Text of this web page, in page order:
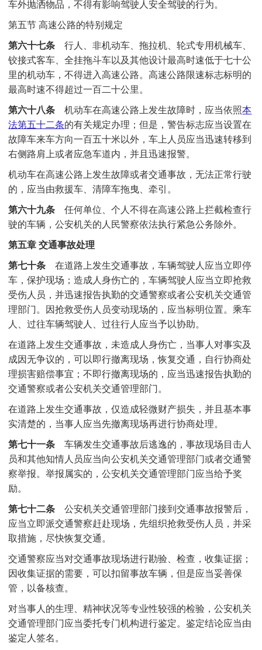
车外抛洒物品，不得有影响驾驶人安全驾驶的行为。
第五节 高速公路的特别规定
第六十七条行人、非机动车、拖拉机、轮式专用机械车、
铰接式客车、全挂拖斗车以及其他设计最高时速低于七十公
里的机动车，不得进入高速公路。高速公路限速标志标明的
最高时速不得超过一百二十公里。
第六十八条机动车在高速公路上发生故障时，应当依照本
法第五十二条的有关规定办理；但是，警告标志应当设置在
故障车来车方向一百五十米以外，车上人员应当迅速转移到
右侧路肩上或者应急车道内，并且迅速报警。
机动车在高速公路上发生故障或者交通事故，无法正常行驶
的，应当由救援车、清障车拖曳、牵引。
第六十九条任何单位、个人不得在高速公路上拦截检查行
驶的车辆，公安机关的人民警察依法执行紧急公务除外。
第五章 交通事故处理
第七十条在道路上发生交通事故，车辆驾驶人应当立即停
车，保护现场；造成人身伤亡的，车辆驾驶人应当立即抢救
受伤人员，并迅速报告执勤的交通警察或者公安机关交通管
理部门。因抢救受伤人员变动现场的，应当标明位置。乘车
人、过往车辆驾驶人、过往行人应当予以协助。
在道路上发生交通事故，未造成人身伤亡，当事人对事实及
成因无争议的，可以即行撤离现场，恢复交通，自行协商处
理损害赔偿事宜；不即行撤离现场的，应当迅速报告执勤的
交通警察或者公安机关交通管理部门。
在道路上发生交通事故，仅造成轻微财产损失，并且基本事
实清楚的，当事人应当先撤离现场再进行协商处理。
第七十一条车辆发生交通事故后逃逸的，事故现场目击人
员和其他知情人员应当向公安机关交通管理部门或者交通警
察举报。举报属实的，公安机关交通管理部门应当给予奖
励。
第七十二条公安机关交通管理部门接到交通事故报警后，
应当立即派交通警察赶赴现场，先组织抢救受伤人员，并采
取措施，尽快恢复交通。
交通警察应当对交通事故现场进行勘验、检查，收集证据；
因收集证据的需要，可以扣留事故车辆，但是应当妥善保
管，以备核查。
对当事人的生理、精神状况等专业性较强的检验，公安机关
交通管理部门应当委托专门机构进行鉴定。鉴定结论应当由
鉴定人签名。